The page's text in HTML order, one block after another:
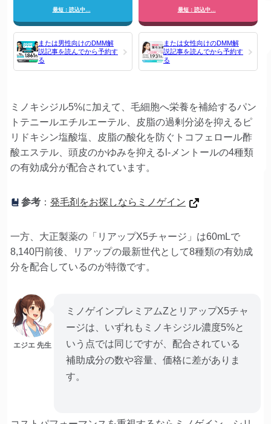
最短：読込中…
または男性向けのDMM解
説記事を読んでから予約す
る
最短：読込中…
または女性向けのDMM解
説記事を読んでから予約す
る
ミノキシジル5%に加えて、毛細胞へ栄養を補給するパン
トテニールエチルエーテル、皮脂の過剰分泌を抑えるピ
リドキシン塩酸塩、皮脂の酸化を防ぐトコフェロール酢
酸エステル、頭皮のかゆみを抑えるl-メントールの4種類
の有効成分が配合されています。
参考 ： 発毛剤をお探しならミノゲイン
一方、大正製薬の「リアップX5チャージ」は60mLで
8,140円前後、リアップの最新世代として8種類の有効成
分を配合しているのが特徴です。
エジエ 先生
ミノゲインプレミアムZとリアップX5チャ
ージは、いずれもミノキシジル濃度5%と
いう点では同じですが、配合されている
補助成分の数や容量、価格に差がありま
す。